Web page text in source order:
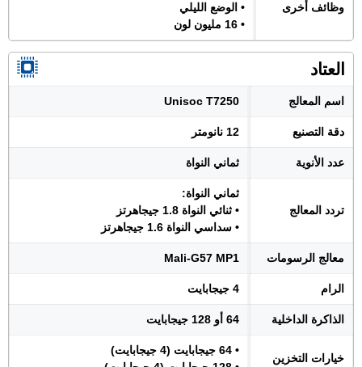
وظائف أخرى
• الوضع الليلي
• 16 مليون لون
العتاد
اسم المعالج Unisoc T7250
دقة التصنيع 12 نانومتر
عدد الأنوية ثماني النواة
تردد المعالج
ثماني النواة:
• ثنائي النواة 1.8 جيجاهرتز
• سداسي النواة 1.6 جيجاهرتز
معالج الرسومات Mali-G57 MP1
الرام 4 جيجابايت
الذاكرة الداخلية 64 أو 128 جيجابايت
خيارات التخزين
• 64 جيجابايت (4 جيجابايت)